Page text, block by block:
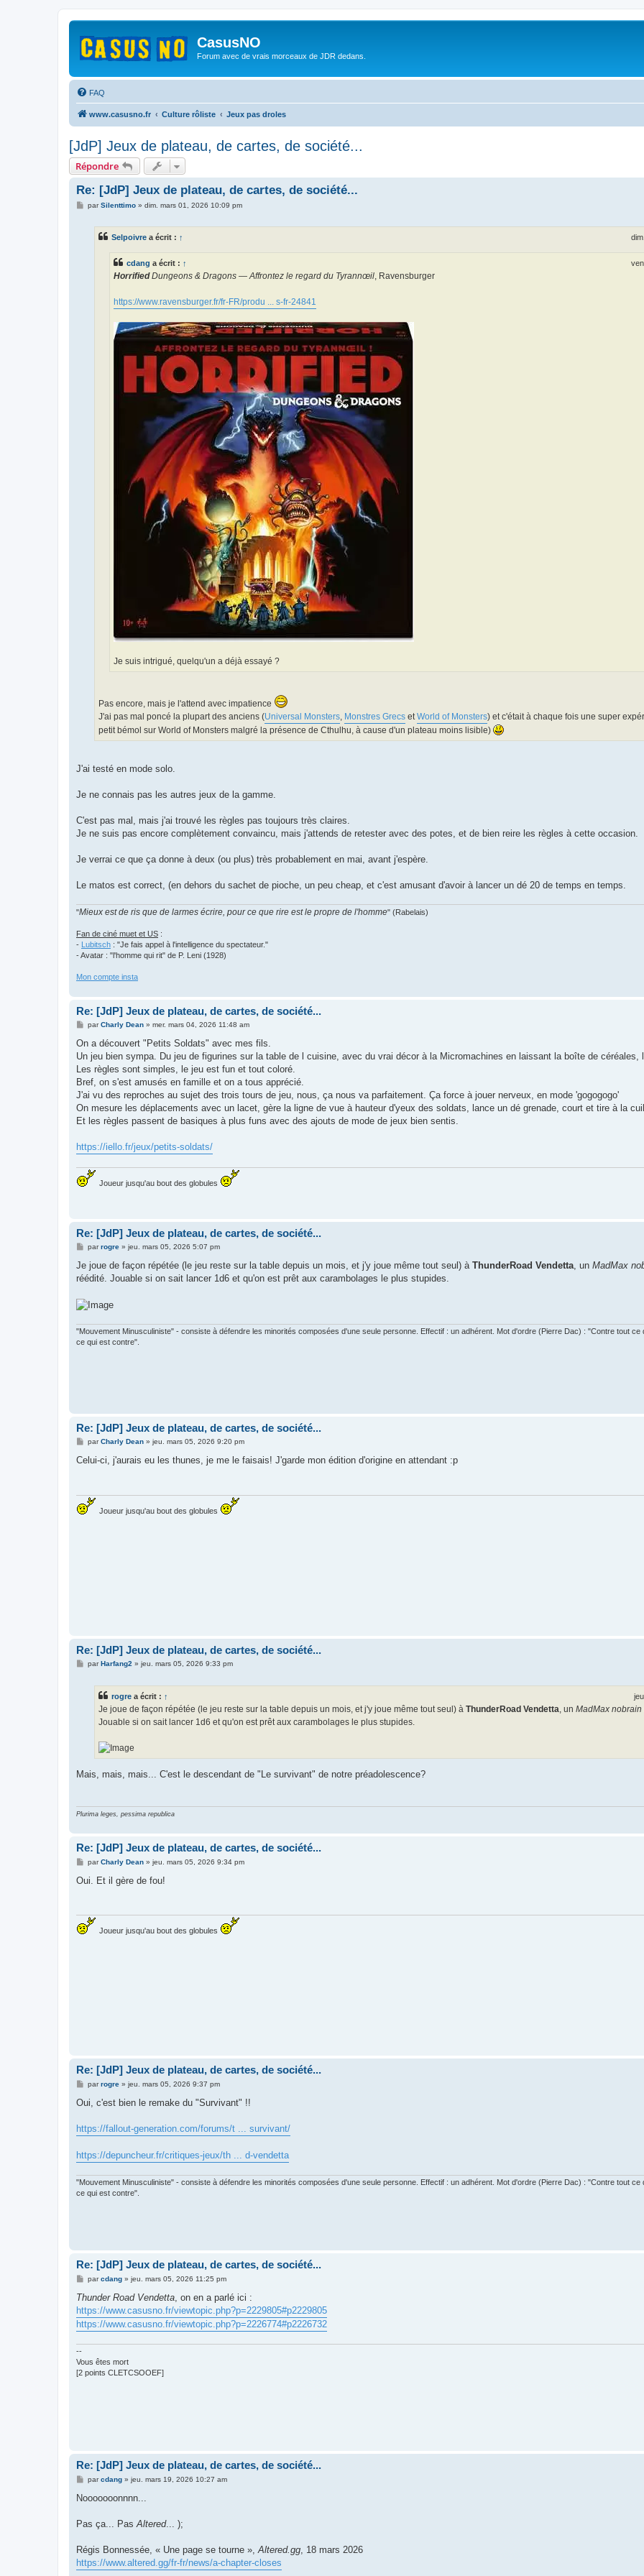
CasusNO
Forum avec de vrais morceaux de JDR dedans.
FAQ
www.casusno.fr Culture rôliste Jeux pas droles
[JdP] Jeux de plateau, de cartes, de société...
Répondre
Re: [JdP] Jeux de plateau, de cartes, de société...
MparSilenttimo» dim. mars 01, 2026 10:09 pm
Selpoivre a écrit : ↑
cdang a écrit : ↑
HorrifiedDungeons & Dragons — Affrontez le regard du Tyrannœil, Ravensburger
https://www.ravensburger.fr/fr-FR/produ ... s-fr-24841
Je suis intrigué, quelqu'un a déjà essayé ?
Pas encore, mais je l'attend avec impatience
J'ai pas mal poncé la plupart des anciens (Universal Monsters Monstres Grecs et World of Monsters) et c'était à chaque fois une super
petit bémol sur World of Monsters malgré la présence de Cthulhu, à cause d'un plateau moins lisible)
J'ai testé en mode solo.
Je ne connais pas les autres jeux de la gamme.
C'est pas mal, mais j'ai trouvé les règles pas toujours très claires.
Je ne suis pas encore complètement convaincu, mais j'attends de retester avec des potes, et de bien reire les règles à cette occasion.
Je verrai ce que ça donne à deux (ou plus) très probablement en mai, avant j'espère.
Le matos est correct, (en dehors du sachet de pioche, un peu cheap, et c'est amusant d'avoir à lancer un dé 20 de temps en temps.
"Mieux est de ris que de larmes écrire, pour ce que rire est le propre de l'homme" (Rabelais)
Fan de ciné muet et US :
- Lubitsch : "Je fais appel à l'intelligence du spectateur."
- Avatar : "l'homme qui rit" de P. Leni (1928)
Mon compte insta
Re: [JdP] Jeux de plateau, de cartes, de société...
M
s
a
g
parCharly Dean» mer. mars 04, 2026 11:48 am
On a découvert "Petits Soldats" avec mes fils.
Un jeu bien sympa. Du jeu de figurines sur la table de l cuisine, avec du vrai décor à la Micromachines en laissant la boîte de céréales,
Les règles sont simples, le jeu est fun et tout coloré.
Bref, on s'est amusés en famille et on a tous apprécié.
J'ai vu des reproches au sujet des trois tours de jeu, nous, ça nous va parfaitement. Ça force à jouer nerveux, en mode 'gogogogo'
On mesure les déplacements avec un lacet, gère la ligne de vue à hauteur d'yeux des soldats, lance un dé grenade, court et tire à la
Et les règles passent de basiques à plus funs avec des ajouts de mode de jeux bien sentis.
https://iello.fr/jeux/petits-soldats/
Joueur jusqu'au bout des globules
Re: [JdP] Jeux de plateau, de cartes, de société...
M
s
a
e
parrogre» jeu. mars 05, 2026 5:07 pm
Je joue de façon répétée (le jeu reste sur la table depuis un mois, et j'y joue même tout seul) à ThunderRoad Vendetta, un MadMax
réédité. Jouable si on sait lancer 1d6 et qu'on est prêt aux carambolages le plus stupides.
"Mouvement Minusculiniste" - consiste à défendre les minorités composées d'une seule personne. Effectif : un adhérent. Mot d'ordre (Pierre Dac) : "Contre tout ce
ce qui est contre".
Re: [JdP] Jeux de plateau, de cartes, de société...
M
s
parCharly Dean» jeu. mars 05, 2026 9:20 pm
Celui-ci, j'aurais eu les thunes, je me le faisais! J'garde mon édition d'origine en attendant :p
Joueur jusqu'au bout des globules
Re: [JdP] Jeux de plateau, de cartes, de société...
MparHarfang2 » jeu. mars 05, 2026 9:33 pm
rogre a écrit : ↑
Je joue de façon répétée (le jeu reste sur la table depuis un mois, et j'y joue même tout seul) à ThunderRoad Vendetta , un MadMax nobrain
Jouable si on sait lancer 1d6 et qu'on est prêt aux carambolages le plus stupides.
Mais, mais, mais... C'est le descendant de "Le survivant" de notre préadolescence?
Plurima leges, pessima republica
Re: [JdP] Jeux de plateau, de cartes, de société...
M
s
parCharly Dean» jeu. mars 05, 2026 9:34 pm
Oui. Et il gère de fou!
Joueur jusqu'au bout des globules
Re: [JdP] Jeux de plateau, de cartes, de société...
M
s
g
e
parrogre» jeu. mars 05, 2026 9:37 pm
Oui, c'est bien le remake du "Survivant" !!
https://fallout-generation.com/forums/t ... survivant/
https://depuncheur.fr/critiques-jeux/th ... d-vendetta
"Mouvement Minusculiniste" - consiste à défendre les minorités composées d'une seule personne. Effectif : un adhérent. Mot d'ordre (Pierre Dac) : "Contre tout ce
ce qui est contre".
Re: [JdP] Jeux de plateau, de cartes, de société...
M
s
a
g
e
parcdang» jeu. mars 05, 2026 11:25 pm
Thunder Road Vendetta , on en a parlé ici :
https://www.casusno.fr/viewtopic.php?p=2229805#p2229805
https://www.casusno.fr/viewtopic.php?p=2226774#p2226732
--
Vous êtes mort
[2 points CLETCSOOEF]
Re: [JdP] Jeux de plateau, de cartes, de société...
M
s
g
parcdang» jeu. mars 19, 2026 10:27 am
Nooooooonnnn...
Pas ça... Pas Altered... );
Régis Bonnessée, « Une page se tourne », Altered.gg , 18 mars 2026
https://www.altered.gg/fr-fr/news/a-chapter-closes